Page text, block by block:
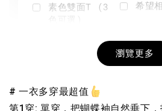
素色雙面T (3
+
希望
NT$ 190
瀏覽更多
# 一衣多穿最超值
第1穿: 單穿，把蝴蝶袖自然垂下